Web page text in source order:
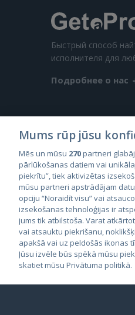
Alex D.
Быстрый способ
исполнителя для
Подробнее о нас
Mums rūp jūsu
Mēs un mūsu 270partneri
pārlūkošanas datiem vai
piekrītu”, tiek aktivizētas
mūsu partneri apstrādājam
opciju “Noraidīt visu” vai
izsekošanas tehnoloģijas ir
jums tik atbilstoša. Varat
vai atsauktu piekrišanu,
apakšā vai uz peldošās ikonas
Jūsu izvēle būs spēkā mūsu
skatiet mūsu Privātuma politikā.